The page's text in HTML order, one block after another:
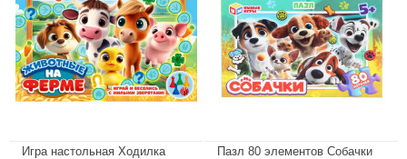
Игра настольная Ходилка
Пазл 80 элементов Собачки